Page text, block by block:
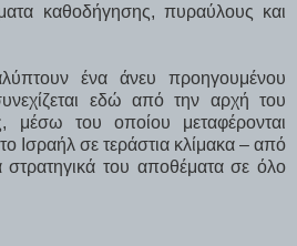
καθοδήγησης, πυραύλους και
ένα άνευ προηγουμένου
εδώ από την αρχή του
του οποίου μεταφέρονται
Ισραήλ σε τεράστια κλίμακα – από
στρατηγικά του αποθέματα σε όλο